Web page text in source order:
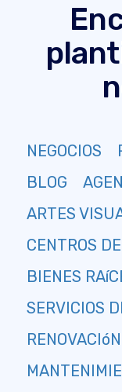
NEGOCIOS
BLOG
ARTES
CENTROS
BIENES
SERVICIOS
RENOVACIóN